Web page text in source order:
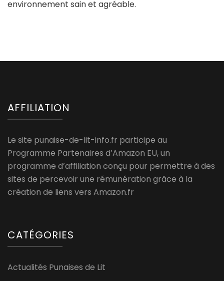
environnement sain et agréable.
AFFILIATION
Le site punaise-de-lit-info.fr participe au
Programme Partenaires d’Amazon EU, un
programme d’affiliation conçu pour permettre à des
sites de percevoir une rémunération grâce à la
création de liens vers Amazon.fr
CATÉGORIES
Actualités Punaises de Lit